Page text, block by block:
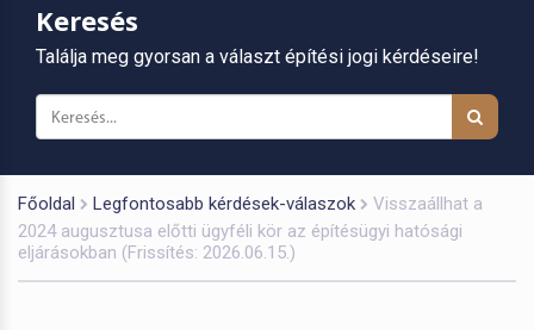
Keresés
Találja meg gyorsan a választ építési jogi kérdéseire!
Főoldal Legfontosabb kérdések-válaszok
Visszaállhat a
2024 augusztusa előtti ügyféli kör az építésügyi hatósági
eljárásokban (Frissítés: 2026.06.15.)